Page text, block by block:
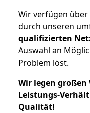
Wir verfügen über
durch unseren
qualifizierten
Auswahl an
Problem löst.
Wir legen großen
Leistungs-
Qualität!